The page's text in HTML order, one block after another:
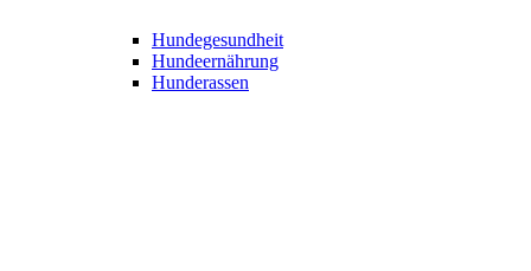
Hundegesundheit
Hundeernährung
Hunderassen